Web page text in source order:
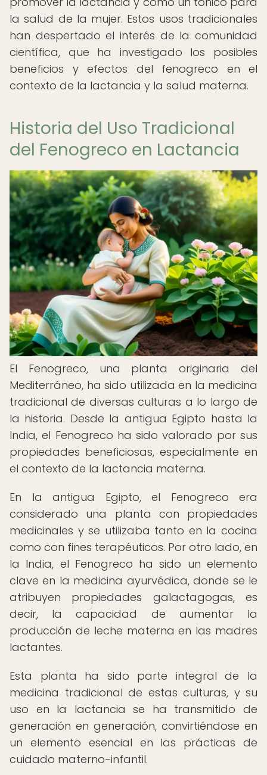
la salud de la mujer. Estos usos tradicionales
han despertado el interés de la comunidad
científica, que ha investigado los posibles
beneficios y efectos del fenogreco en el
contexto de la lactancia y la salud materna.
Historia del Uso Tradicional
del Fenogreco en Lactancia
El Fenogreco, una planta originaria del
Mediterráneo, ha sido utilizada en la medicina
tradicional de diversas culturas a lo largo de
la historia. Desde la antigua Egipto hasta la
India, el Fenogreco ha sido valorado por sus
propiedades beneficiosas, especialmente en
el contexto de la lactancia materna.
En la antigua Egipto, el Fenogreco era
considerado una planta con propiedades
medicinales y se utilizaba tanto en la cocina
como con fines terapéuticos. Por otro lado, en
la India, el Fenogreco ha sido un elemento
clave en la medicina ayurvédica, donde se le
atribuyen propiedades galactagogas, es
decir, la capacidad de aumentar la
producción de leche materna en las madres
lactantes.
Esta planta ha sido parte integral de la
medicina tradicional de estas culturas, y su
uso en la lactancia se ha transmitido de
generación en generación, convirtiéndose en
un elemento esencial en las prácticas de
cuidado materno-infantil.